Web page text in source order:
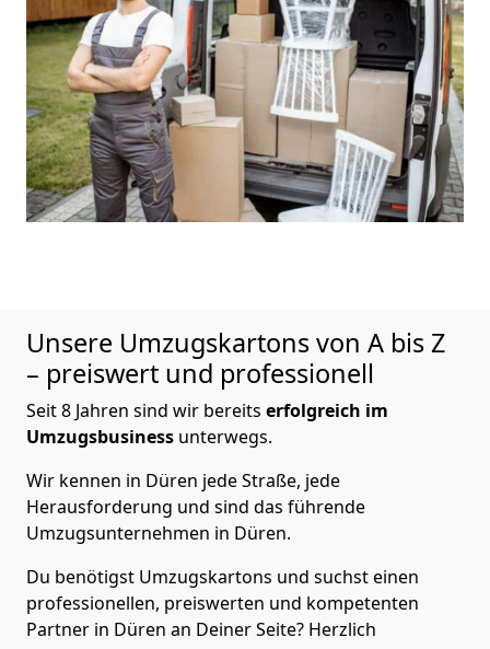
Unsere Umzugskartons von A bis Z
– preiswert und professionell
Seit 8 Jahren sind wir bereits erfolgreich im
Umzugsbusiness unterwegs.
Wir kennen in Düren jede Straße, jede
Herausforderung und sind das führende
Umzugsunternehmen in Düren.
Du benötigst Umzugskartons und suchst einen
professionellen, preiswerten und kompetenten
Partner in Düren an Deiner Seite? Herzlich